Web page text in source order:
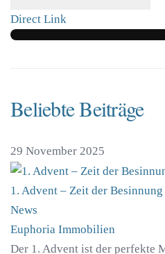
Direct Link
Beliebte Beiträge
29 November 2025
1. Advent – Zeit der
News
Euphoria Immobilien
Der 1. Advent ist der perfekte